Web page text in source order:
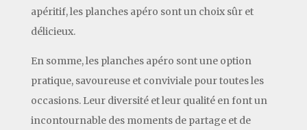
apéritif, les planches apéro sont un choix sûr et
délicieux.
En somme, les planches apéro sont une option
pratique, savoureuse et conviviale pour toutes les
occasions. Leur diversité et leur qualité en font un
incontournable des moments de partage et de